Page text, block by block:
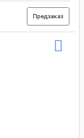
Предзаказ